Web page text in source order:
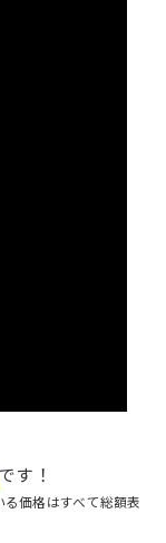
です！
価格はすべて総額表